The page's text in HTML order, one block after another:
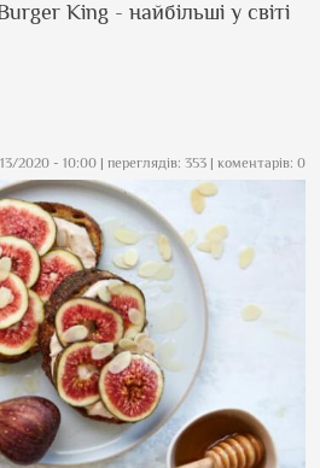
King - найбільші у світі
2020 - 10:00 | переглядів: 353 | коментарів: 0